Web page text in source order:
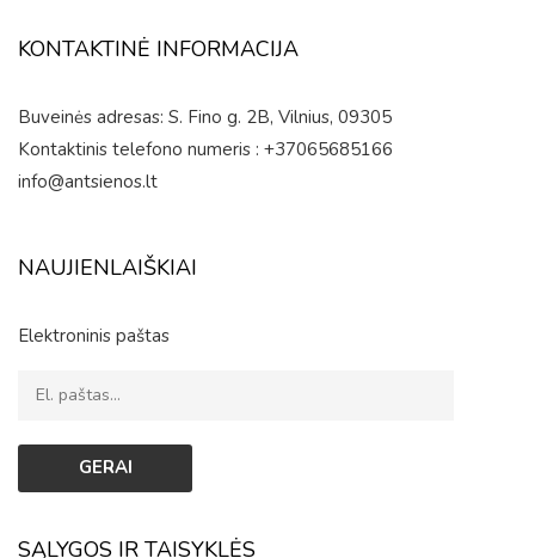
KONTAKTINĖ INFORMACIJA
Buveinės adresas: S. Fino g. 2B, Vilnius, 09305
Kontaktinis telefono numeris : +37065685166
info@antsienos.lt
NAUJIENLAIŠKIAI
Elektroninis paštas
SĄLYGOS IR TAISYKLĖS